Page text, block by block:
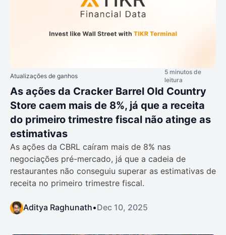
Atualizações de ganhos
5 minutos de
leitura
As ações da Cracker Barrel Old Country
Store caem mais de 8%, já que a receita
do primeiro trimestre fiscal não atinge as
estimativas
As ações da CBRL caíram mais de 8% nas
negociações pré-mercado, já que a cadeia de
restaurantes não conseguiu superar as estimativas de
receita no primeiro trimestre fiscal.
Aditya Raghunath•Dec 10, 2025